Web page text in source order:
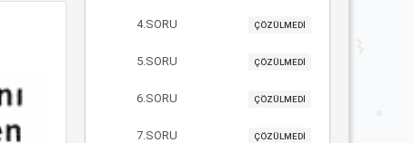
4.SORU ÇÖZÜLMEDİ
5.SORU ÇÖZÜLMEDİ
6.SORU ÇÖZÜLMEDİ
7.SORU ÇÖZÜLMEDİ